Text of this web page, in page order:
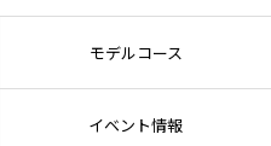
モデルコース
イベント情報